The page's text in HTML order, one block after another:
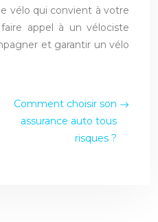
vélo qui convient à votre
appel à un vélociste
et garantir un vélo
Comment choisir son
assurance auto tous
risques ?